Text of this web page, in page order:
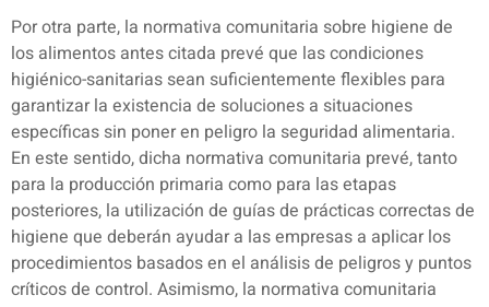
Por otra parte, la normativa comunitaria sobre higiene de
los alimentos antes citada prevé que las condiciones
higiénico-sanitarias sean suficientemente flexibles para
garantizar la existencia de soluciones a situaciones
específicas sin poner en peligro la seguridad alimentaria.
En este sentido, dicha normativa comunitaria prevé, tanto
para la producción primaria como para las etapas
posteriores, la utilización de guías de prácticas correctas de
higiene que deberán ayudar a las empresas a aplicar los
procedimientos basados en el análisis de peligros y puntos
críticos de control. Asimismo, la normativa comunitaria